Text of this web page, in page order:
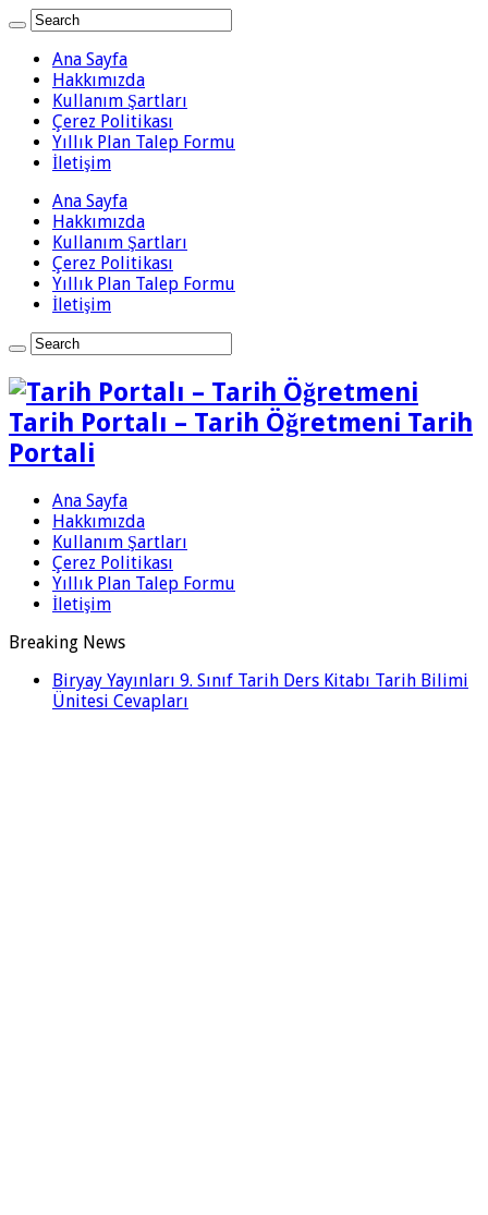
Ana Sayfa
Hakkımızda
Kullanım Şartları
Çerez Politikası
Yıllık Plan Talep Formu
İletişim
Ana Sayfa
Hakkımızda
Kullanım Şartları
Çerez Politikası
Yıllık Plan Talep Formu
İletişim
Tarih Portalı – Tarih Öğretmeni Tarih
Portali
Ana Sayfa
Hakkımızda
Kullanım Şartları
Çerez Politikası
Yıllık Plan Talep Formu
İletişim
Breaking News
Biryay Yayınları 9. Sınıf Tarih Ders Kitabı Tarih Bilimi
Ünitesi Cevapları